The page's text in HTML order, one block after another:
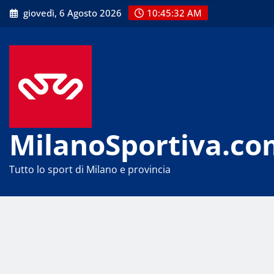
Skip
to
giovedì, 6 Agosto 2026 10:45:33 AM
Tutto lo sport di Milano e provincia